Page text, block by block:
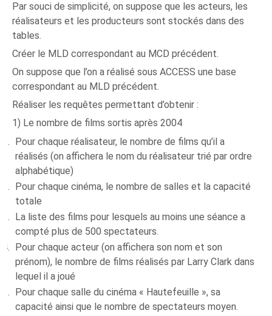
Par souci de simplicité, on suppose que les acteurs, les
réalisateurs et les producteurs sont stockés dans des
tables.
Créer le MLD correspondant au MCD précédent.
On suppose que l’on a réalisé sous ACCESS une base
correspondant au MLD précédent.
Réaliser les requêtes permettant d’obtenir :
1) Le nombre de films sortis après 2004
Pour chaque réalisateur, le nombre de films qu’il a
réalisés (on affichera le nom du réalisateur trié par ordre
alphabétique)
Pour chaque cinéma, le nombre de salles et la capacité
totale
La liste des films pour lesquels au moins une séance a
compté plus de 500 spectateurs.
Pour chaque acteur (on affichera son nom et son
prénom), le nombre de films réalisés par Larry Clark dans
lequel il a joué
Pour chaque salle du cinéma « Hautefeuille », sa
capacité ainsi que le nombre de spectateurs moyen.